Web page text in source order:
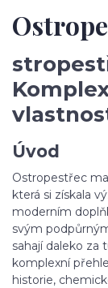
Úvod
Ostropestřec
která si získala
moderním
svým
sahají daleko za
komplexní
historie,